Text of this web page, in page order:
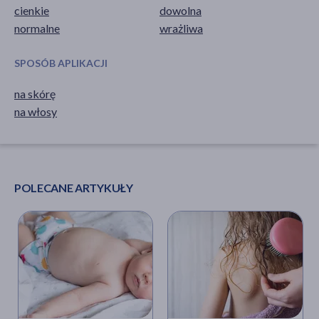
cienkie
normalne
dowolna
wrażliwa
SPOSÓB APLIKACJI
na skórę
na włosy
POLECANE ARTYKUŁY